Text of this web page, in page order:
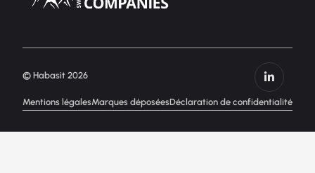
Mentions légalesMarques déposéesDéclaration de confidentialité
© Habasit 2026